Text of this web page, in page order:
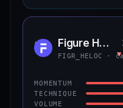
CAP. MARCHÉ
VAR. 7 J
VS ATH
−8,5 %
FIGR Figure Heloc
FIGR_HELOC ·▼
MOMENTUM
TECHNIQUE
VOLUME